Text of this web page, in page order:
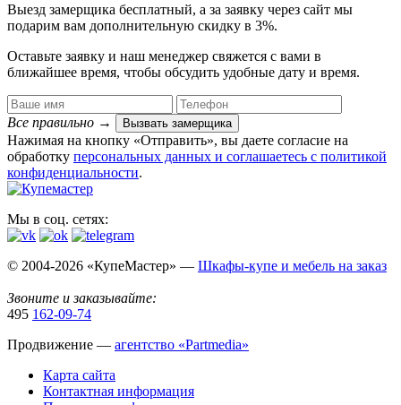
Выезд замерщика бесплатный, а за заявку через сайт мы
подарим вам дополнительную скидку в 3%.
Оставьте заявку и наш менеджер свяжется с вами в
ближайшее время, чтобы обсудить удобные дату и время.
Все правильно → Вызвать замерщика
Нажимая на кнопку «Отправить», вы даете согласие на
обработку персональных данных​ и соглашаетесь c политикой
конфиденциальности.
Мы в соц. сетях:
© 2004-2026 «КупеМастер» — Шкафы-купе и мебель на заказ
Звоните и заказывайте:
495 162-09-74
Продвижение — агентство «Partmedia»
Карта сайта
Контактная информация